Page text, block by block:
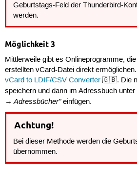
Geburtstags-Feld der Thunderbird-
werden.
Möglichkeit 3
Mittlerweile gibt es Onlineprogramme,
erstellten vCard-Datei direkt
vCard to LDIF/CSV Converter🇬🇧. Die
speichern und dann im Adressbuch unter
→ Adressbücher"einfügen.
Achtung!
Bei dieser Methode werden die
übernommen.